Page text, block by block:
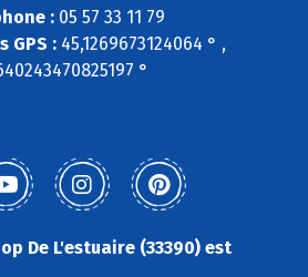
:05 57 33 11 79
GPS :45,1269673124064 ° ,
°
De L'estuaire (33390) est